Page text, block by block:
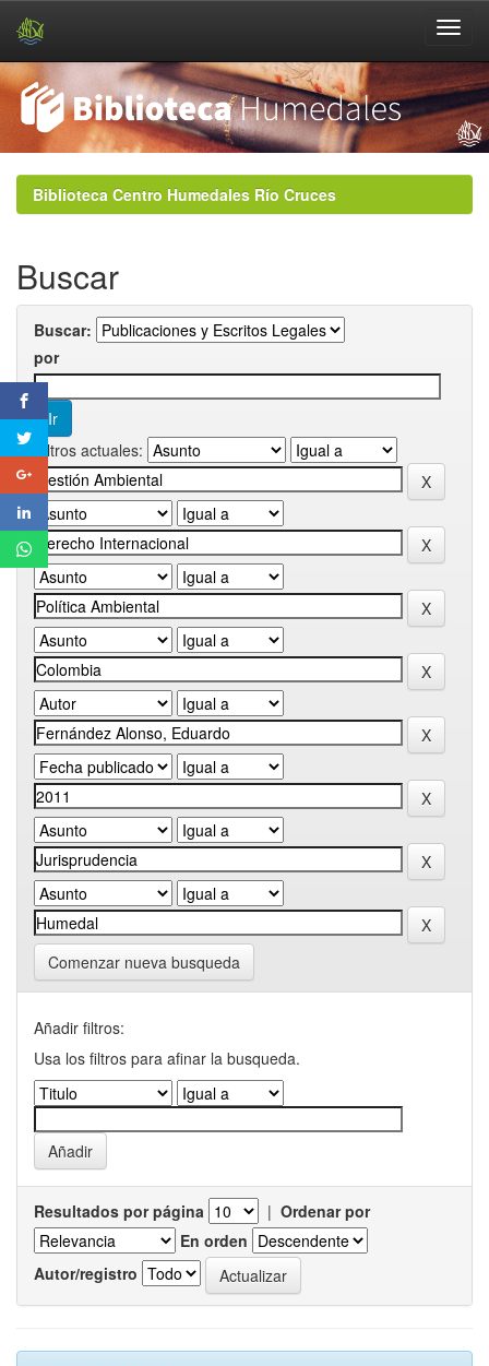
navigationBiblioteca Centro Humedales Río Cruces
Buscar
Buscar:
por
Filtros actuales:
Comenzar nueva busqueda
Añadir filtros:
Usa los filtros para afinar la busqueda.
Resultados por página | Ordenar por
En orden
Autor/registro